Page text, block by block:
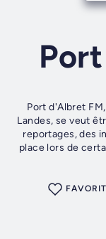
Port d'Albret
Landes, se veut
reportages, des
place lors de